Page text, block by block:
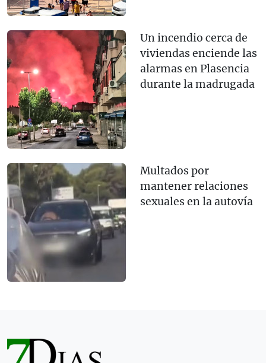
Un incendio cerca de
viviendas enciende las
alarmas en Plasencia
durante la madrugada
Multados por
mantener relaciones
sexuales en la autovía